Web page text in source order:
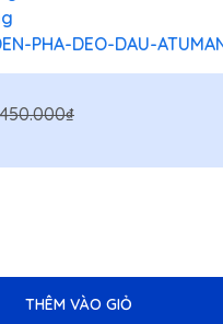
PHA-DEO-DAU-
450.000₫
THÊM VÀO GIỎ